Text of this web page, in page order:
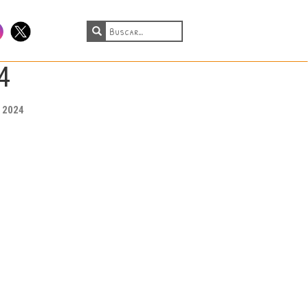
Twitter